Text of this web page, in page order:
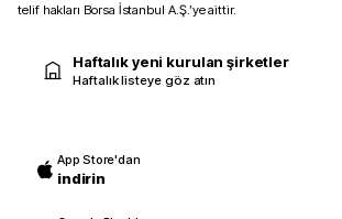
telif hakları Borsa İstanbul A.Ş.’ye aittir.
Haftalık yeni kurulan şirketler
Haftalık listeye göz atın
App Store'dan
indirin